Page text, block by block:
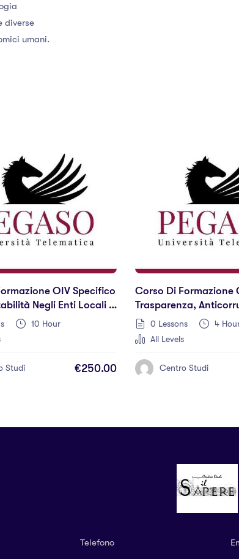
diverse
umani.
OIV Specifico
Negli Enti Locali E
Gestione
10 Hour
Studi €250.00
Corso Di Formazione
Trasparenza,
GDPR0 Lessons
4
All Levels
Centro Studi
Telefono